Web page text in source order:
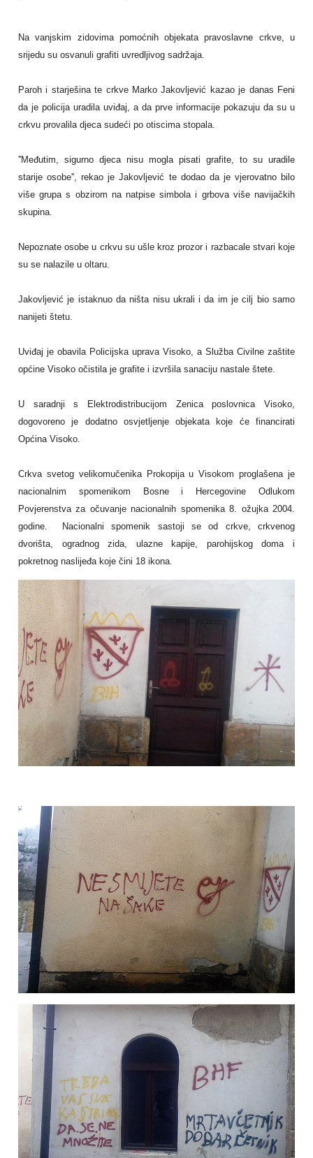
Na vanjskim zidovima pomoćnih objekata pravoslavne crkve, u
srijedu su osvanuli grafiti uvredljivog sadržaja.
Paroh i starješina te crkve Marko Jakovljević kazao je danas Feni
da je policija uradila uviđaj, a da prve informacije pokazuju da su u
crkvu provalila djeca sudeći po otiscima stopala.
''Međutim, sigurno djeca nisu mogla pisati grafite, to su uradile
starije osobe'', rekao je Jakovljević te dodao da je vjerovatno bilo
više grupa s obzirom na natpise simbola i grbova više navijačkih
skupina.
Nepoznate osobe u crkvu su ušle kroz prozor i razbacale stvari koje
su se nalazile u oltaru.
Jakovljević je istaknuo da ništa nisu ukrali i da im je cilj bio samo
nanijeti štetu.
Uviđaj je obavila Policijska uprava Visoko, a Služba Civilne zaštite
općine Visoko očistila je grafite i izvršila sanaciju nastale štete.
U saradnji s Elektrodistribucijom Zenica poslovnica Visoko,
dogovoreno je dodatno osvjetljenje objekata koje će financirati
Općina Visoko.
Crkva svetog velikomučenika Prokopija u Visokom proglašena je
nacionalnim spomenikom Bosne i Hercegovine Odlukom
Povjerenstva za očuvanje nacionalnih spomenika 8. ožujka 2004.
godine. Nacionalni spomenik sastoji se od crkve, crkvenog
dvorišta, ogradnog zida, ulazne kapije, parohijskog doma i
pokretnog naslijeđa koje čini 18 ikona.